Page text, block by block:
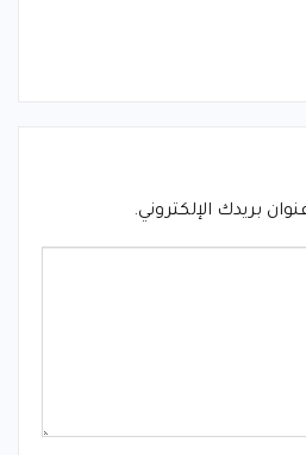
بريدك الإلكتروني.